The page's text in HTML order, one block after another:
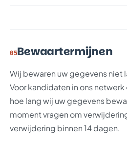
05Bewaartermijnen
Wij bewaren uw gegevens niet
Voor kandidaten in ons
hoe lang wij uw gegevens
moment vragen om
verwijdering binnen 14 dagen.